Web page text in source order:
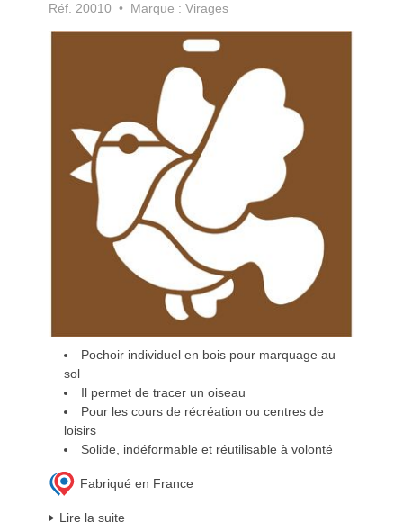
Réf. 20010 • Marque : Virages
Pochoir individuel en bois pour marquage au
sol
Il permet de tracer un oiseau
Pour les cours de récréation ou centres de
loisirs
Solide, indéformable et réutilisable à volonté
Fabriqué en France
Lire la suite